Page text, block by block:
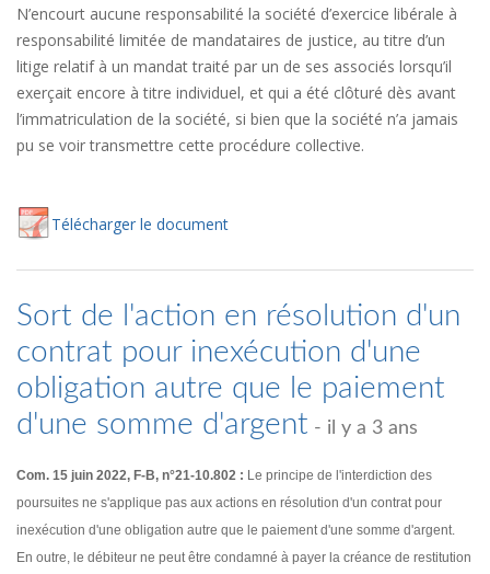
N’encourt aucune responsabilité la société d’exercice libérale à
responsabilité limitée de mandataires de justice, au titre d’un
litige relatif à un mandat traité par un de ses associés lorsqu’il
exerçait encore à titre individuel, et qui a été clôturé dès avant
l’immatriculation de la société, si bien que la société n’a jamais
pu se voir transmettre cette procédure collective.
Télécharger le document
Sort de l'action en résolution d'un
contrat pour inexécution d'une
obligation autre que le paiement
d'une somme d'argent - il y a 3 ans
Com. 15 juin 2022, F-B, n°21-10.802 : Le principe de l'interdiction des
poursuites ne s'applique pas aux actions en résolution d'un contrat pour
inexécution d'une obligation autre que le paiement d'une somme d'argent.
En outre, le débiteur ne peut être condamné à payer la créance de restitution